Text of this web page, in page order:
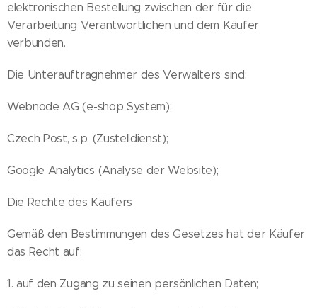
elektronischen Bestellung zwischen der für die
Verarbeitung Verantwortlichen und dem Käufer
verbunden.
Die Unterauftragnehmer des Verwalters sind:
Webnode AG (e-shop System);
Czech Post, s.p. (Zustelldienst);
Google Analytics (Analyse der Website);
Die Rechte des Käufers
Gemäß den Bestimmungen des Gesetzes hat der Käufer
das Recht auf:
1. auf den Zugang zu seinen persönlichen Daten;